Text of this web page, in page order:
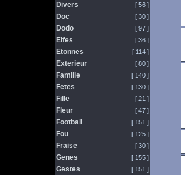
Divers [ 56 ]
Doc [ 30 ]
Dodo [ 97 ]
Elfes [ 36 ]
Etonnes [ 114 ]
Exterieur [ 80 ]
Famille [ 140 ]
Fetes [ 130 ]
Fille [ 21 ]
Fleur [ 47 ]
Football [ 151 ]
Fou [ 125 ]
Fraise [ 30 ]
Genes [ 155 ]
Gestes [ 151 ]